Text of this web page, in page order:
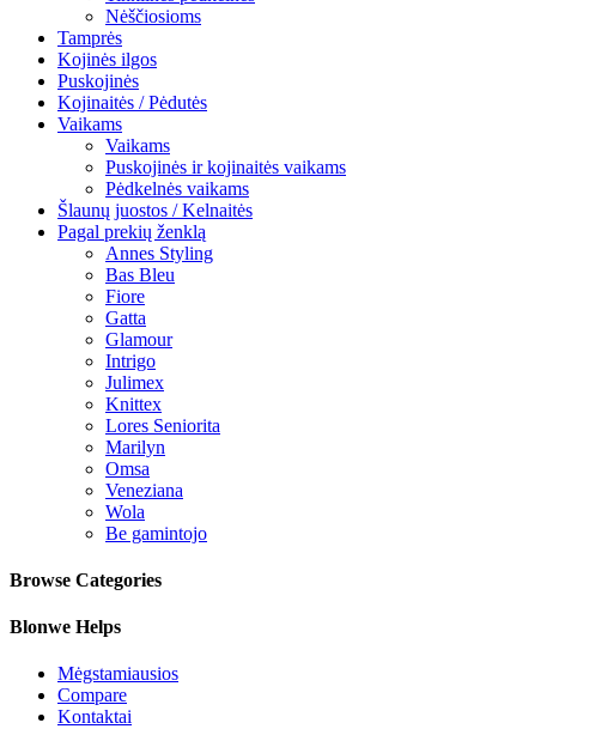
Nėščiosioms
Tamprės
Kojinės ilgos
Puskojinės
Kojinaitės / Pėdutės
Vaikams
Vaikams
Puskojinės ir kojinaitės vaikams
Pėdkelnės vaikams
Šlaunų juostos / Kelnaitės
Pagal prekių ženklą
Annes Styling
Bas Bleu
Fiore
Gatta
Glamour
Intrigo
Julimex
Knittex
Lores Seniorita
Marilyn
Omsa
Veneziana
Wola
Be gamintojo
Browse Categories
Blonwe Helps
Mėgstamiausios
Compare
Kontaktai